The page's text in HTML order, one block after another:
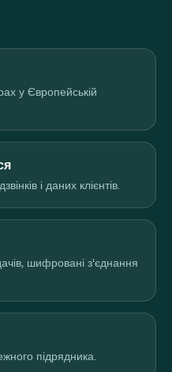
у Європейській
і даних клієнтів.
шифровані з'єднання
підрядника.